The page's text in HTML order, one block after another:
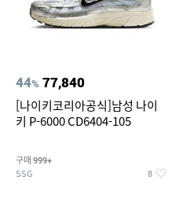
44% 77,840
[나이키코리아공식]남성 나이
키 P-6000 CD6404-105
구매 999+
SSG 8